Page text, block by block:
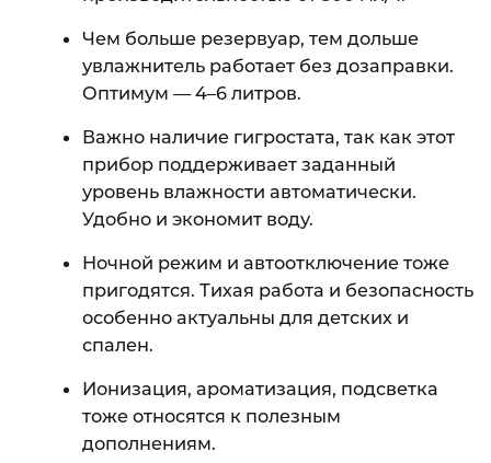
Чем больше резервуар, тем дольше
увлажнитель работает без дозаправки.
Оптимум — 4–6 литров.
Важно наличие гигростата, так как этот
прибор поддерживает заданный
уровень влажности автоматически.
Удобно и экономит воду.
Ночной режим и автоотключение тоже
пригодятся. Тихая работа и безопасность
особенно актуальны для детских и
спален.
Ионизация, ароматизация, подсветка
тоже относятся к полезным
дополнениям.